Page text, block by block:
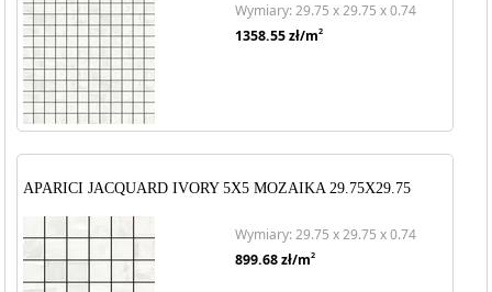
Wymiary: 29.75 x 29.75 x 0.74
1358.55zł/m2
APARICI JACQUARD IVORY 5X5 MOZAIKA 29.75X29.75
Wymiary: 29.75 x 29.75 x 0.74
899.68zł/m2